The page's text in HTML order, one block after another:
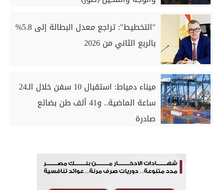
"التخطيط": تراجع معدل البطالة إلى 5.8%
بالربع الثاني من 2026
ميناء دمياط: استقبال 10 سفن خلال الـ24
ساعة الماضية.. و41 ألف طن بضائع
صادرة